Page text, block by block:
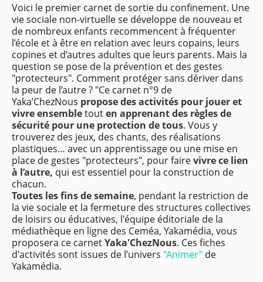
Voici le premier carnet de sortie du confinement. Une
vie sociale non-virtuelle se développe de nouveau et
de nombreux enfants recommencent à fréquenter
l’école et à être en relation avec leurs copains, leurs
copines et d’autres adultes que leurs parents. Mais la
question se pose de la prévention et des gestes
"protecteurs". Comment protéger sans dériver dans
la peur de l’autre ? "Ce carnet n°9 de
Yaka’ChezNous propose des activités pour jouer et
vivre ensembletouten apprenant des règles de
sécurité pour une protection de tous. Vous y
trouverez des jeux, des chants, des réalisations
plastiques… avec un apprentissage ou une mise en
place de gestes "protecteurs", pour fairevivre ce lien
à l’autre, qui est essentiel pour la construction de
chacun.
Toutes les fins de semaine, pendant la restriction de
la vie sociale et la fermeture des structures collectives
de loisirs ou éducatives, l'équipe éditoriale de la
médiathèque en ligne des Ceméa, Yakamédia, vous
proposera ce carnetYaka'ChezNous. Ces fiches
d'activités sont issues de l’univers "Animer" de
Yakamédia.